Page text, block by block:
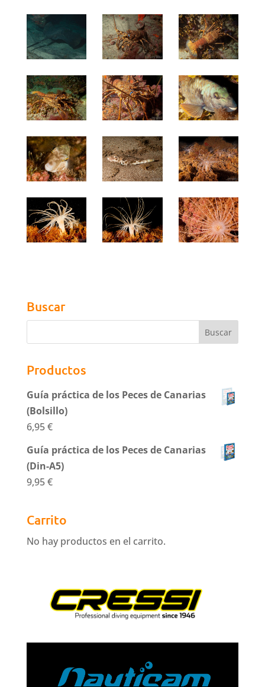
Buscar
Productos
Guía práctica de los Peces de Canarias
(Bolsillo)
6,95€
Guía práctica de los Peces de Canarias
(Din-A5)
9,95€
Carrito
No hay productos en el carrito.